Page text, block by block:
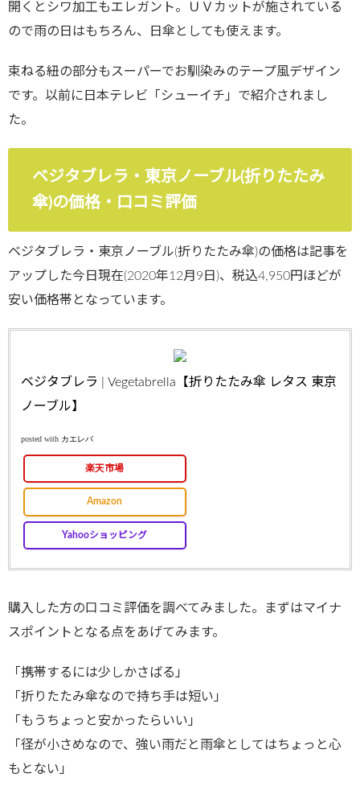
開くとシワ加工もエレガント。ＵＶカットが施されている
ので雨の日はもちろん、日傘としても使えます。
束ねる紐の部分もスーパーでお馴染みのテープ風デザイン
です。以前に日本テレビ「シューイチ」で紹介されまし
た。
ベジタブレラ・東京ノーブル(折りたたみ
傘)の価格・口コミ評価
ベジタブレラ・東京ノーブル(折りたたみ傘)の価格は記事を
アップした今日現在(2020年12月9日)、税込4,950円ほどが
安い価格帯となっています。
ベジタブレラ | Vegetabrella【折りたたみ傘 レタス 東京
ノーブル】
posted with カエレバ
楽天市場
Amazon
Yahooショッピング
購入した方の口コミ評価を調べてみました。まずはマイナ
スポイントとなる点をあげてみます。
「携帯するには少しかさばる」
「折りたたみ傘なので持ち手は短い」
「もうちょっと安かったらいい」
「径が小さめなので、強い雨だと雨傘としてはちょっと心
もとない」